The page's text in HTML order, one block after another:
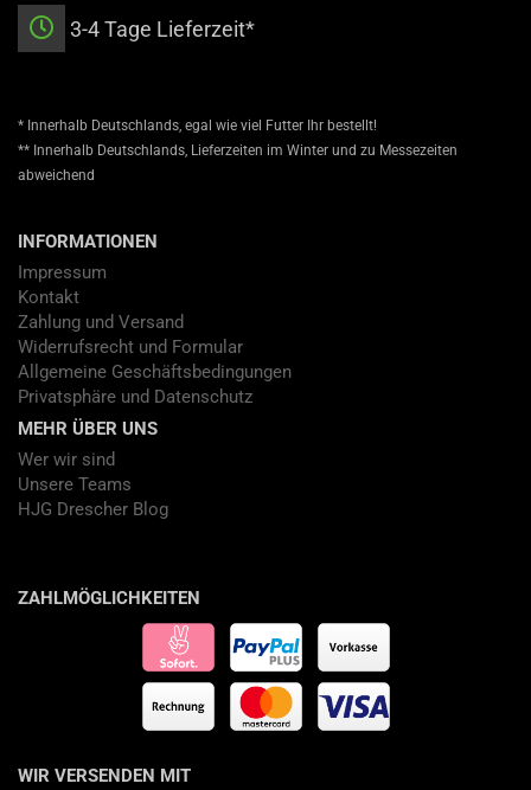
3-4 Tage Lieferzeit*
* Innerhalb Deutschlands, egal wie viel Futter Ihr bestellt!
** Innerhalb Deutschlands, Lieferzeiten im Winter und zu Messezeiten
abweichend
INFORMATIONEN
Impressum
Kontakt
Zahlung und Versand
Widerrufsrecht und Formular
Allgemeine Geschäftsbedingungen
Privatsphäre und Datenschutz
MEHR ÜBER UNS
Wer wir sind
Unsere Teams
HJG Drescher Blog
ZAHLMÖGLICHKEITEN
WIR VERSENDEN MIT